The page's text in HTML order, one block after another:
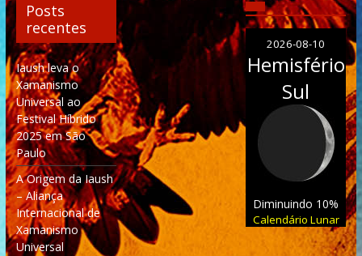
Posts
recentes
Iaush leva o
Xamanismo
Universal ao
Festival Híbrido
2025 em São
Paulo
A Origem da Iaush
– Aliança
Internacional de
Xamanismo
Universal
2026-08-10
Hemisfério
Sul
Diminuindo 10%
Calendário Lunar